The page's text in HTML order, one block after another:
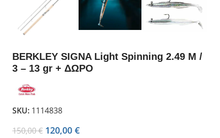
BERKLEY SIGNA Light Spinning 2.49 M /
3 – 13 gr + ΔΩΡΟ
SKU: 1114838
150,00€ 120,00 €